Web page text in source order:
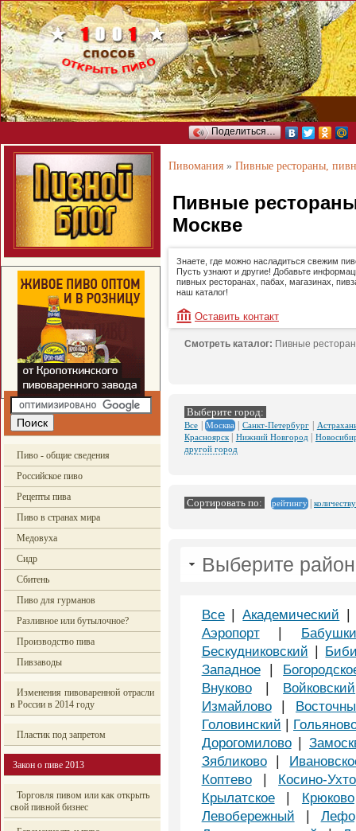
Поделиться…
Пиво - общие сведения
Российское пиво
Рецепты пива
Пиво в странах мира
Медовуха
Сидр
Сбитень
Пиво для гурманов
Разливное или бутылочное?
Производство пива
Пивзаводы
Изменения пивоваренной отрасли
в России в 2014 году
Пластик под запретом
Закон о пиве 2013
Торговля пивом или как открыть
свой пивной бизнес
Пивомания » Пивные рестораны,
Пивные
Москве
Знаете, где можно насладиться свежим
Пусть узнают и другие! Добавьте
пивных ресторанах, пабах, магазинах,
наш каталог!
Оставить контакт
Смотреть каталог: Пивные
Выберите город:
Все |Москва| Санкт-Петербург|
Красноярск| Нижний Новгород
другой город
Сортировать по: рейтингу|
Выберите
Все|Академический
Аэропорт|
Бескудниковский |
Западное|
Внуково| Войковский
Измайлово|
Головинский |
Дорогомилово|
Зябликово|
Коптево|
Косино-
Крылатское| Крюково
Левобережный |